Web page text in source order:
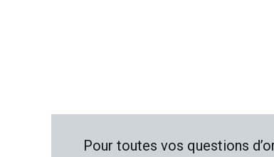
Pour toutes vos questions